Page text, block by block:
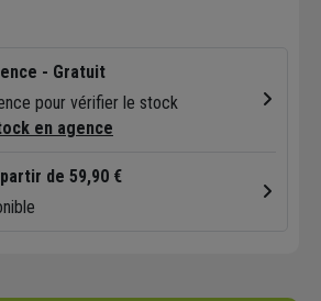
- Gratuit
pour vérifier le stock
en agence
de 59,90 €